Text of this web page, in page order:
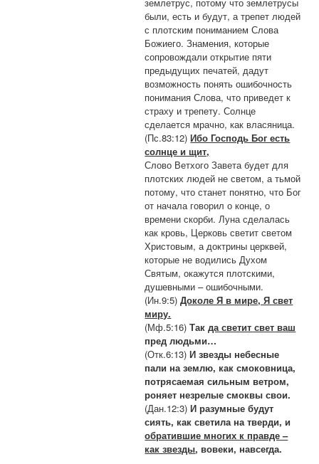
были, есть и будут, а трепет людей
с плотским пониманием Слова
Божиего. Знамения, которые
сопровождали открытие пяти
предыдущих печатей, дадут
возможность понять ошибочность
понимания Слова, что приведет к
страху и трепету. Солнце
сделается мрачно, как власяница.
(Пс.83:12)Ибо Господь Бог есть
солнце и щит,
Слово Ветхого Завета будет для
плотских людей не светом, а тьмой
потому, что станет понятно, что Бог
от начала говорил о конце, о
времени скорби. Луна сделалась
как кровь, Церковь светит светом
Христовым, а доктрины церквей,
которые не водились Духом
Святым, окажутся плотскими,
душевными – ошибочными.
(Ин.9:5)Доколе Я в мире, Я свет
миру.
(Мф.5:16)Такда светит свет ваш
пред людьми…
(Отк.6:13)И звезды небесные
пали на землю, как смоковница,
потрясаемая сильным ветром,
роняет незрелые смоквы свои.
(Дан.12:3)И разумные будут
сиять, как светила на тверди, и
обратившие многих к правде –
как звезды, вовеки, навсегда.